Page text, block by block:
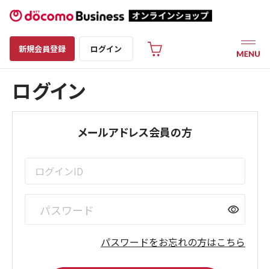
新規会員登録 ログイン
ログイン
メールアドレス会員の方
visibility
パスワードをお忘れの方はこちら